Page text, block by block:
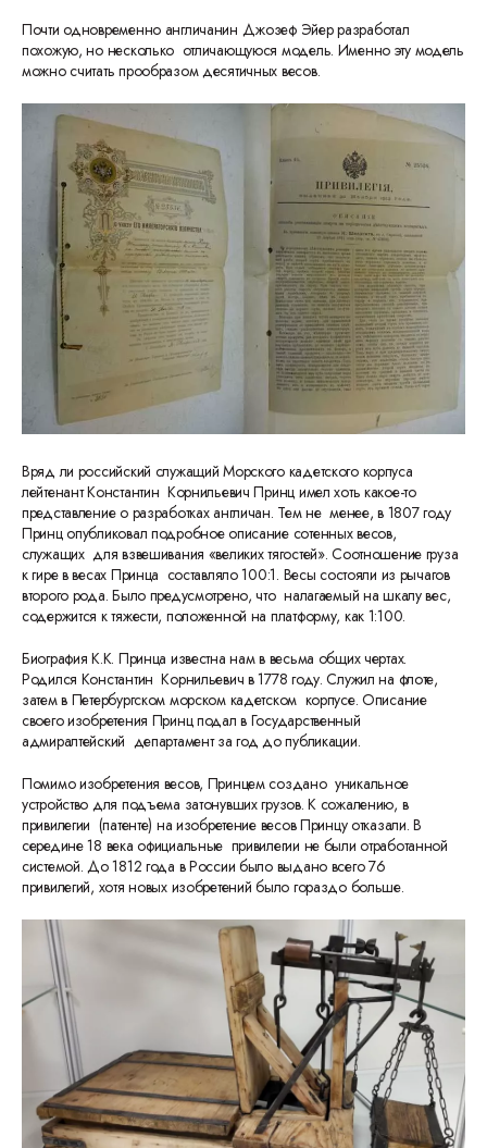
Почти одновременно англичанин Джозеф Эйер разработал
похожую, но несколько отличающуюся модель. Именно эту модель
можно считать прообразом десятичных весов.
Вряд ли российский служащий Морского кадетского корпуса
лейтенант Константин Корнильевич Принц имел хоть какое-то
представление о разработках англичан. Тем не менее, в 1807 году
Принц опубликовал подробное описание сотенных весов,
служащих для взвешивания «великих тягостей». Соотношение груза
к гире в весах Принца составляло 100:1. Весы состояли из рычагов
второго рода. Было предусмотрено, что налагаемый на шкалу вес,
содержится к тяжести, положенной на платформу, как 1:100.
Биография К.К. Принца известна нам в весьма общих чертах.
Родился Константин Корнильевич в 1778 году. Служил на флоте,
затем в Петербургском морском кадетском корпусе. Описание
своего изобретения Принц подал в Государственный
адмиралтейский департамент за год до публикации.
Помимо изобретения весов, Принцем создано уникальное
устройство для подъема затонувших грузов. К сожалению, в
привилегии (патенте) на изобретение весов Принцу отказали. В
середине 18 века официальные привилегии не были отработанной
системой. До 1812 года в России было выдано всего 76
привилегий, хотя новых изобретений было гораздо больше.